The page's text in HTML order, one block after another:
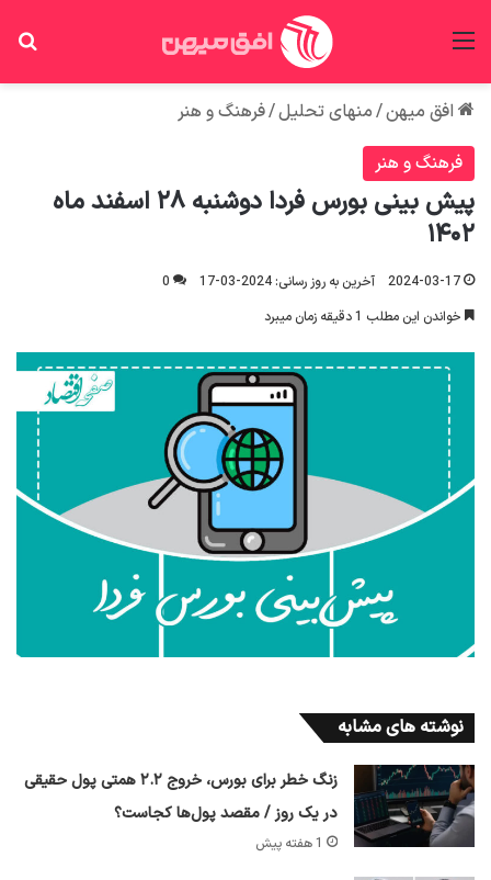
افق میهن/منهای تحلیل/فرهنگ و هنر
فرهنگ و هنر
پیش بینی بورس فردا دوشنبه ۲۸ اسفند ماه
۱۴۰۲
2024-03-17 آخرین به روز رسانی: 2024-03-17
0
خواندن این مطلب 1 دقیقه زمان میبرد
نوشته های مشابه
زنگ خطر برای بورس، خروج ۲.۲ همتی پول حقیقی
در یک روز / مقصد پول‌ها کجاست؟
1 هفته پیش